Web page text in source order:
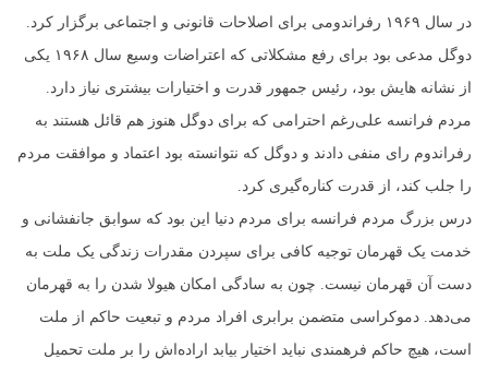
در سال ۱۹۶۹ رفراندومی برای اصلاحات قانونی و اجتماعی برگزار کرد.
دوگل مدعی بود برای رفع مشکلاتی که اعتراضات وسیع سال ۱۹۶۸ یکی
از نشانه هایش بود، رئیس جمهور قدرت و اختیارات بیشتری نیاز دارد.
مردم فرانسه علی‌رغم احترامی که برای دوگل هنوز هم قائل هستند به
رفراندوم رای منفی دادند و دوگل که نتوانسته بود اعتماد و موافقت مردم
را جلب کند، از قدرت کناره‌گیری کرد.
درس بزرگ مردم فرانسه برای مردم دنیا این بود که سوابق جانفشانی و
خدمت یک قهرمان توجیه کافی برای سپردن مقدرات زندگی یک ملت به
دست آن قهرمان نیست. چون به سادگی امکان هیولا شدن را به قهرمان
می‌دهد. دموکراسی متضمن برابری افراد مردم و تبعیت حاکم از ملت
است، هیچ حاکم فرهمندی نباید اختیار بیابد اراده‌اش را بر ملت تحمیل